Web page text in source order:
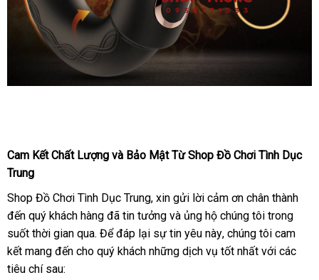
Vật
Có
Cứu
Tinh
Cho
Nam
Cam Kết Chất Lượng dễ
và Bảo Mật Từ Shop Đồ Chơi Tình Dục
Trung
Shop Đồ Chơi Tình Dục Trungnổi
tiếng
, xin gửi lời cảm ơn chân thành
đến quý khách hàng sử
dụng
đã tin tưởng giá
bán
lẻ
và ủng hộ chúng tôi trong
suốt thời gian quađại
lý
. Để đáp lại sự tin yêu nàytư
vấn
, chúng tôi cam
kết mang đến cho quý khách mới
những dịch vụ tốt nhất lớn
với phản
các
tiêu chí sau: